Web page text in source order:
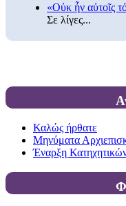
«Οὐκ ἦν αὐτοῖς
Σε λίγες...
Καλώς ήρθατε
Μηνύματα
Έναρξη